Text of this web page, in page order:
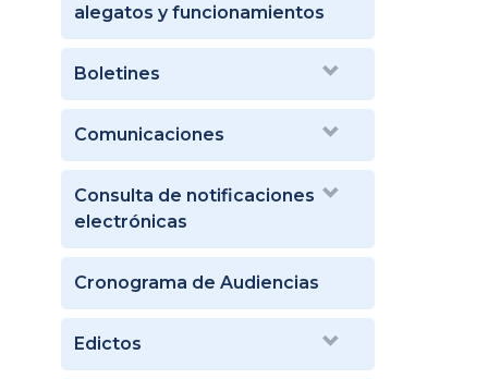
alegatos y funcionamientos
Boletines
Comunicaciones
Consulta de notificaciones
electrónicas
Cronograma de Audiencias
Edictos